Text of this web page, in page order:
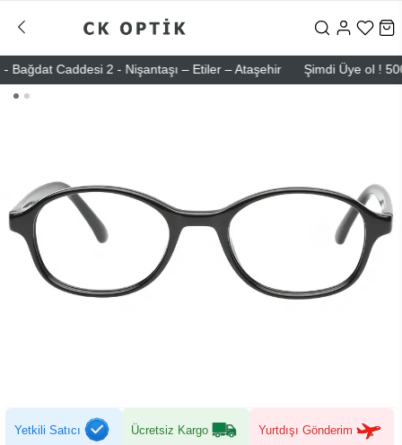
Caddesi 2 - Nişantaşı – Etiler – Ataşehir Şimdi Üye ol ! 5000
Yetkili Satıcı Ücretsiz Kargo Yurtdışı Gönderim